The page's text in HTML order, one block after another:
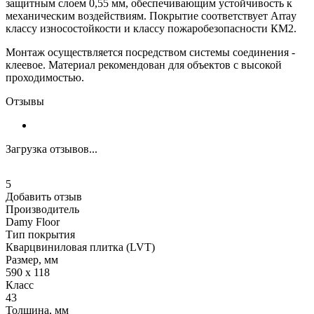
защитным слоем 0,55 мм, обеспечивающим устойчивость к
механическим воздействиям. Покрытие соответствует Array
классу износостойкости и классу пожаробезопасности КМ2.
Монтаж осуществляется посредством системы соединения -
клеевое. Материал рекомендован для объектов с высокой
проходимостью.
Отзывы
Загрузка отзывов...
5
Добавить отзыв
Производитель
Damy Floor
Тип покрытия
Кварцвиниловая плитка (LVT)
Размер, мм
590 х 118
Класс
43
Толщина, мм